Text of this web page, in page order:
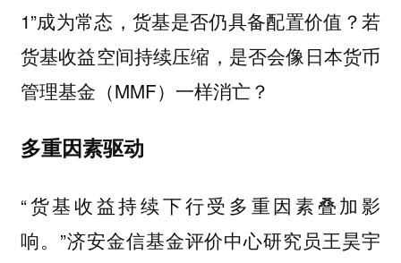
1”成为常态，货基是否仍具备配置价值？若
货基收益空间持续压缩，是否会像日本货币
管理基金（MMF）一样消亡？
多重因素驱动
“货基收益持续下行受多重因素叠加影
响。”济安金信基金评价中心研究员王昊宇